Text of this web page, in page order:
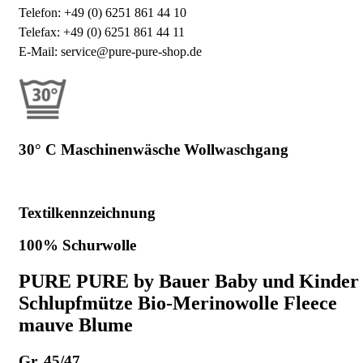
Telefon: +49 (0) 6251 861 44 10
Telefax: +49 (0) 6251 861 44 11
E-Mail: service@pure-pure-shop.de
30° C Maschinenwäsche Wollwaschgang
Textilkennzeichnung
100% Schurwolle
PURE PURE by Bauer Baby und Kinder
Schlupfmütze Bio-Merinowolle Fleece
mauve Blume